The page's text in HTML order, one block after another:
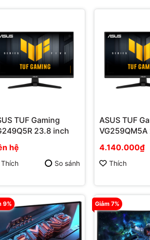
TUF Gaming
23.8 inch
hệ
Thích So sánh
ASUS TUF
4.140.000₫
Thích
9% Giảm 7%